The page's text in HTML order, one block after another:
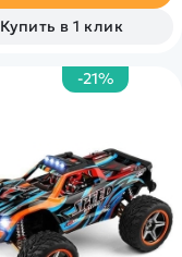
Купить в 1 клик
-21%